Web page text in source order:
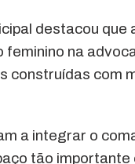
destacou que
na
construídas com
a integrar o
tão